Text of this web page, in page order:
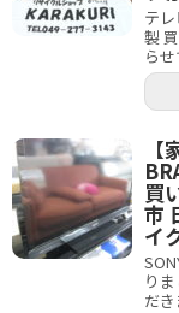
テ
製
らせ
買
市
イ
り
だき